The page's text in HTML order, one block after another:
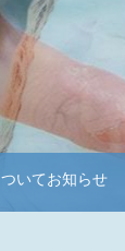
いてお知らせ